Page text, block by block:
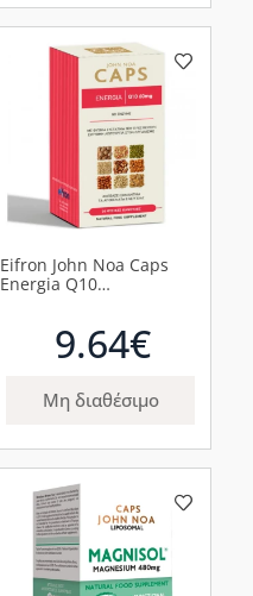
Eifron John Noa Caps
Energia Q10
Λιποσωμιακή Φόρμουλα
120mg, 30caps
9.64€
Μη διαθέσιμο